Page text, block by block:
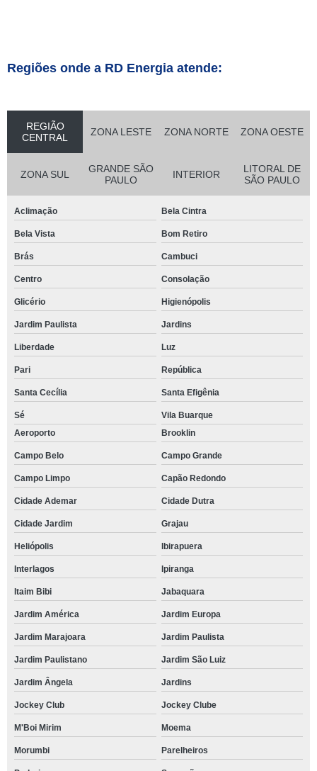
Regiões onde a RD Energia atende:
REGIÃO
CENTRAL
ZONA LESTE ZONA NORTE ZONA OESTE
ZONA SUL
GRANDE SÃO
PAULO
INTERIOR
LITORAL DE
SÃO PAULO
Aclimação Bela Cintra
Bela Vista Bom Retiro
Brás Cambuci
Centro Consolação
Glicério Higienópolis
Jardim Paulista Jardins
Liberdade Luz
Pari República
Santa Cecília Santa Efigênia
Sé
Vila Buarque
Aeroporto
Brooklin
Campo Belo Campo Grande
Campo Limpo Capão Redondo
Cidade Ademar Cidade Dutra
Cidade Jardim Grajau
Heliópolis Ibirapuera
Interlagos Ipiranga
Itaim Bibi Jabaquara
Jardim América Jardim Europa
Jardim Marajoara Jardim Paulista
Jardim Paulistano Jardim São Luiz
Jardim Ângela Jardins
Jockey Club Jockey Clube
M'Boi Mirim Moema
Morumbi Parelheiros